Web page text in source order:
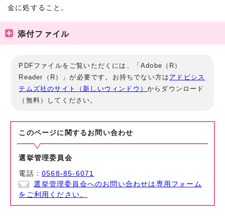
金に処すること。
添付ファイル
PDFファイルをご覧いただくには、「Adobe（R）
Reader（R）」が必要です。お持ちでない方は アドビシス
テムズ社のサイト（新しいウィンドウ）からダウンロード
（無料）してください。
このページに関する お問い合わせ
選挙管理委員会
電話：0568-85-6071
選挙管理委員会へのお問い合わせは専用フォーム
をご利用ください。